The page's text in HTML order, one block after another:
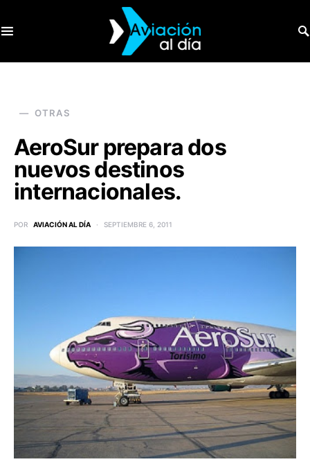
OTRAS
AeroSur prepara dos
nuevos destinos
internacionales.
POR AVIACIÓN AL DÍA SEPTIEMBRE 6, 2011